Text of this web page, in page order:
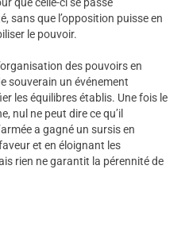
sans que l’opposition puisse en
le pouvoir.
des pouvoirs en
souverain un événement
les équilibres établis. Une fois le
nul ne peut dire ce qu’il
a gagné un sursis en
et en éloignant les
rien ne garantit la pérennité de